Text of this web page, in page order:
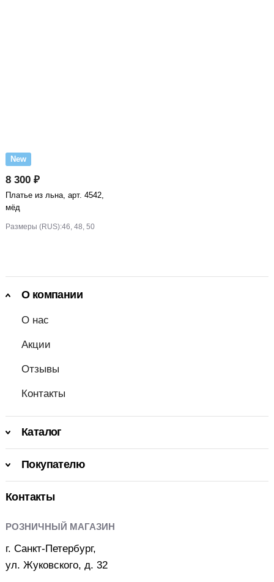
New
8 300 ₽
Платье из льна, арт. 4542,
мёд
Размеры (RUS):46, 48, 50
О компании
О нас
Акции
Отзывы
Контакты
Каталог
Покупателю
Контакты
РОЗНИЧНЫЙ МАГАЗИН
г. Санкт-Петербург,
ул. Жуковского, д. 32